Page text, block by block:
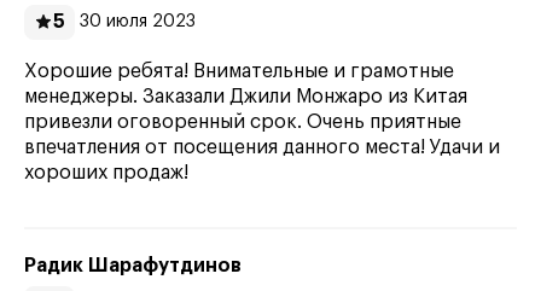
5
30 июля 2023
Хорошие ребята! Внимательные и грамотные
менеджеры. Заказали Джили Монжаро из Китая
привезли оговоренный срок. Очень приятные
впечатления от посещения данного места! Удачи и
хороших продаж!
Радик Шарафутдинов